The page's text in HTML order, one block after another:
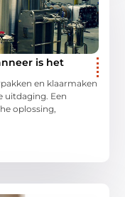
is het
en klaarmaken
uitdaging. Een
oplossing,